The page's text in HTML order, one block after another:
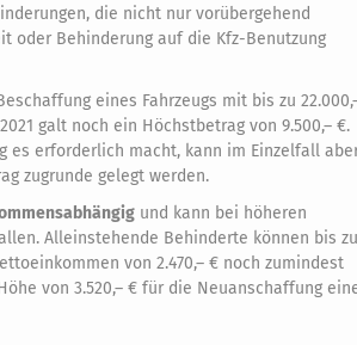
die nicht nur vorübergehend
oder Behinderung auf die Kfz-Benutzung
eines Fahrzeugs mit bis zu
galt noch ein Höchstbetrag von 9.500,– €.
es erforderlich macht, kann im Einzelfall
zugrunde gelegt werden.
und kann bei höheren
Alleinstehende Behinderte können bis zu
von 2.470,– € noch zumindest
von 3.520,– € für die Neuanschaffung